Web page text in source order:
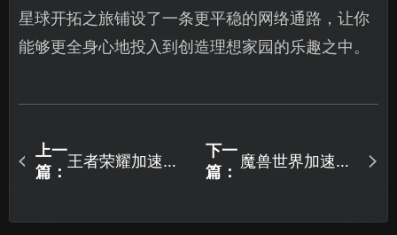
星球开拓之旅铺设了一条更平稳的网络通路，让你
能够更全身心地投入到创造理想家园的乐趣之中。
上一
篇：
王者荣耀加速器
测推荐！
下一
篇：
魔兽世界加速器